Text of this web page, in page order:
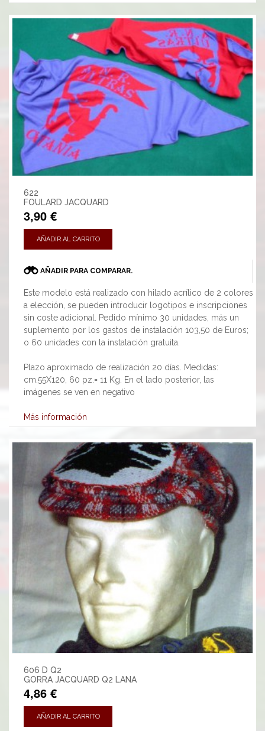
622
FOULARD JACQUARD
3,90 €
AÑADIR AL CARRITO
AÑADIR PARA COMPARAR.
Este modelo está realizado con hilado acrílico de 2 colores
a elección, se pueden introducir logotipos e inscripciones
sin coste adicional. Pedido mínimo 30 unidades, más un
suplemento por los gastos de instalación 103,50 de Euros;
o 60 unidades con la instalación gratuita.
Plazo aproximado de realización 20 días. Medidas:
cm.55X120, 60 pz.= 11 Kg. En el lado posterior, las
imágenes se ven en negativo
Más información
606 D Q2
GORRA JACQUARD Q2 LANA
4,86 €
AÑADIR AL CARRITO